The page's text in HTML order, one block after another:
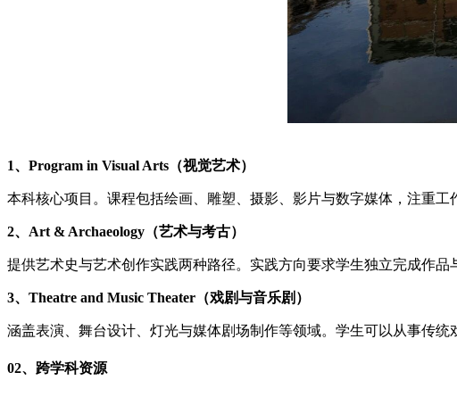
1、Program in Visual Arts（视觉艺术）
本科核心项目。课程包括绘画、雕塑、摄影、影片与数字媒体，注重工
2、Art & Archaeology（艺术与考古）
提供艺术史与艺术创作实践两种路径。实践方向要求学生独立完成作品
3、Theatre and Music Theater（戏剧与音乐剧）
涵盖表演、舞台设计、灯光与媒体剧场制作等领域。学生可以从事传统
02、跨学科资源